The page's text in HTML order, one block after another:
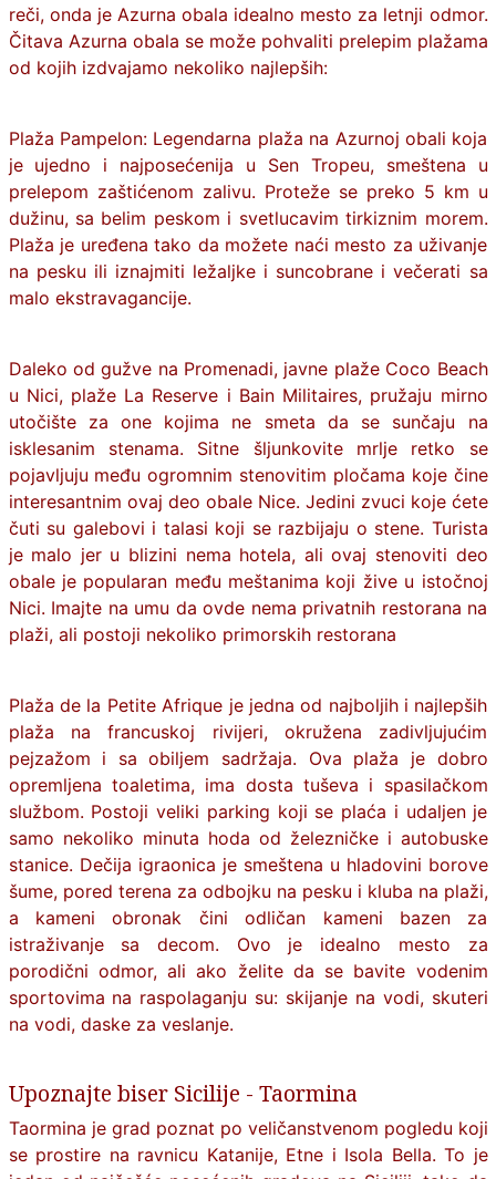
reči, onda je Azurna obala idealno mesto za letnji odmor.
Čitava Azurna obala se može pohvaliti prelepim plažama
od kojih izdvajamo nekoliko najlepših:
Plaža Pampelon: Legendarna plaža na Azurnoj obali koja
je ujedno i najposećenija u Sen Tropeu, smeštena u
prelepom zaštićenom zalivu. Proteže se preko 5 km u
dužinu, sa belim peskom i svetlucavim tirkiznim morem.
Plaža je uređena tako da možete naći mesto za uživanje
na pesku ili iznajmiti ležaljke i suncobrane i večerati sa
malo ekstravagancije.
Daleko od gužve na Promenadi, javne plaže Coco Beach
u Nici, plaže La Reserve i Bain Militaires, pružaju mirno
utočište za one kojima ne smeta da se sunčaju na
isklesanim stenama. Sitne šljunkovite mrlje retko se
pojavljuju među ogromnim stenovitim pločama koje čine
interesantnim ovaj deo obale Nice. Jedini zvuci koje ćete
čuti su galebovi i talasi koji se razbijaju o stene. Turista
je malo jer u blizini nema hotela, ali ovaj stenoviti deo
obale je popularan među meštanima koji žive u istočnoj
Nici. Imajte na umu da ovde nema privatnih restorana na
plaži, ali postoji nekoliko primorskih restorana
Plaža de la Petite Afrique je jedna od najboljih i najlepših
plaža na francuskoj rivijeri, okružena zadivljujućim
pejzažom i sa obiljem sadržaja. Ova plaža je dobro
opremljena toaletima, ima dosta tuševa i spasilačkom
službom. Postoji veliki parking koji se plaća i udaljen je
samo nekoliko minuta hoda od železničke i autobuske
stanice. Dečija igraonica je smeštena u hladovini borove
šume, pored terena za odbojku na pesku i kluba na plaži,
a kameni obronak čini odličan kameni bazen za
istraživanje sa decom. Ovo je idealno mesto za
porodični odmor, ali ako želite da se bavite vodenim
sportovima na raspolaganju su: skijanje na vodi, skuteri
na vodi, daske za veslanje.
Upoznajte biser Sicilije - Taormina
Taormina je grad poznat po veličanstvenom pogledu koji
se prostire na ravnicu Katanije, Etne i Isola Bella. To je